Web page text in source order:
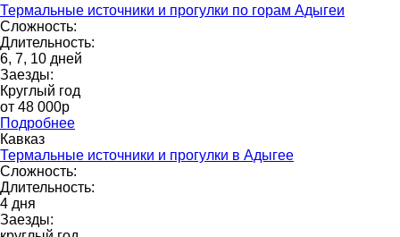
Термальные источники и прогулки по горам Адыгеи
Сложность:
Длительность:
6, 7, 10 дней
Заезды:
Круглый год
от 48 000p
Подробнее
Кавказ
Термальные источники и прогулки в Адыгее
Сложность:
Длительность:
4 дня
Заезды: